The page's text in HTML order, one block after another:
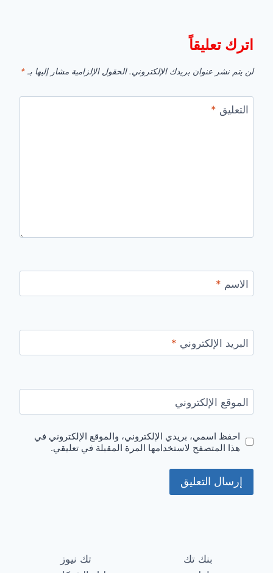
اترك تعليقاً
لن يتم نشر عنوان بريدك الإلكتروني. الحقول الإلزامية مشار إليها بـ *
التعليق *
الاسم *
البريد الإلكتروني *
الموقع الإلكتروني
احفظ اسمي، بريدي الإلكتروني، والموقع الإلكتروني في
هذا المتصفح لاستخدامها المرة المقبلة في تعليقي.
بنك تك
تك نيوز